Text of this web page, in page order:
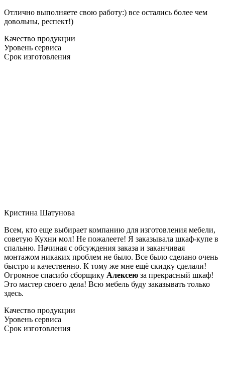
Отлично выполняете свою работу:) все остались более чем
довольны, респект!)
Качество продукции
Уровень сервиса
Срок изготовления
Кристина Шатунова
Всем, кто еще выбирает компанию для изготовления мебели,
советую Кухни мол! Не пожалеете! Я заказывала шкаф-купе в
спальню. Начиная с обсуждения заказа и заканчивая
монтажом никаких проблем не было. Все было сделано очень
быстро и качественно. К тому же мне ещё скидку сделали!
Огромное спасибо сборщику Алексею за прекрасный шкаф!
Это мастер своего дела! Всю мебель буду заказывать только
здесь.
Качество продукции
Уровень сервиса
Срок изготовления